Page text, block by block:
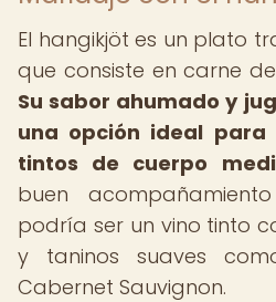
El hangikjöt es un plato
que consiste en carne
Su sabor ahumado y
una opción ideal para
tintos de cuerpo
buen
podría ser un vino tinto
y taninos suaves
Cabernet Sauvignon.